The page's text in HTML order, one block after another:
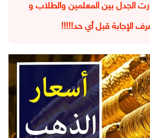
الجدل بين المعلمين والطلاب و
الإجابة قبل أي حد!!!!!